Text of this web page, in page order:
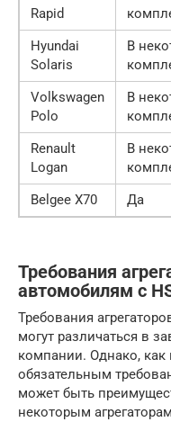
Rapid
Hyundai
Solaris
В
Volkswagen
Polo
В
Renault
Logan
В
Belgee X70 Да
Требования
автомобилям с
Требования
могут различаться в
компании. Однако, как
обязательным
может быть
некоторым